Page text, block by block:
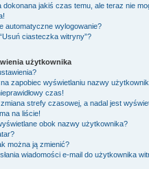
dokonana jakiś czas temu, ale teraz nie
automatyczne wylogowanie?
ciasteczka witryny”?
użytkownika
zapobiec wyświetlaniu nazwy
czas!
strefy czasowej, a nadal jest
na liście!
obok nazwy użytkownika?
można ją zmienić?
wiadomości e-mail do użytkownika